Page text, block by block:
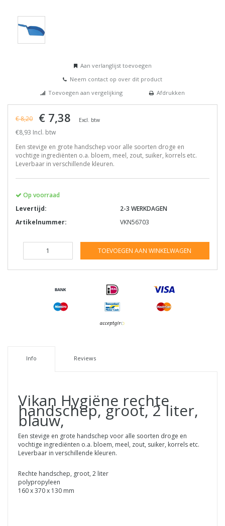
Aan verlanglijst toevoegen
Neem contact op over dit product
Toevoegen aan vergelijking
Afdrukken
€ 8,20 € 7,38 Excl. btw
€8,93 Incl. btw
Een stevige en grote handschep voor alle soorten droge en
vochtige ingrediënten o.a. bloem, meel, zout, suiker, korrels etc.
Leverbaar in verschillende kleuren.
Op voorraad
Levertijd:
2-3 WERKDAGEN
Artikelnummer:
VKN56703
TOEVOEGEN AAN WINKELWAGEN
Info Reviews
Vikan Hygiëne rechte
handschep, groot, 2 liter,
blauw,
Een stevige en grote handschep voor alle soorten droge en
vochtige ingrediënten o.a. bloem, meel, zout, suiker, korrels etc.
Leverbaar in verschillende kleuren.
Rechte handschep, groot, 2 liter
polypropyleen
160 x 370 x 130 mm